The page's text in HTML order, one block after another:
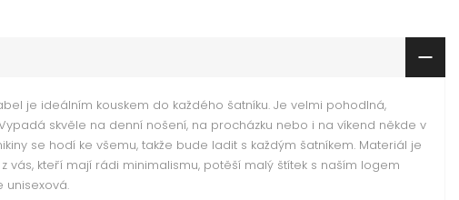
je ideálním kouskem do každého šatníku. Je velmi pohodlná,
skvěle na denní nošení, na procházku nebo i na víkend někde v
se hodí ke všemu, takže bude ladit s každým šatníkem. Materiál je
vás, kteří mají rádi minimalismu, potěší malý štítek s naším logem
unisexová.